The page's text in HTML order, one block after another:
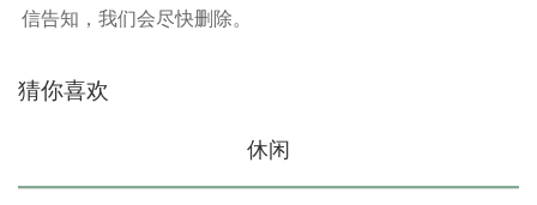
信告知，我们会尽快删除。
猜你喜欢
休闲